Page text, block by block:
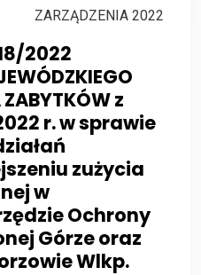
ZARZĄDZENIA 2022
2022
z
r. w sprawie
zużycia
w
Ochrony
Górze oraz
Wlkp.